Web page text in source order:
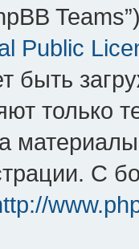
Public
быть
только
С